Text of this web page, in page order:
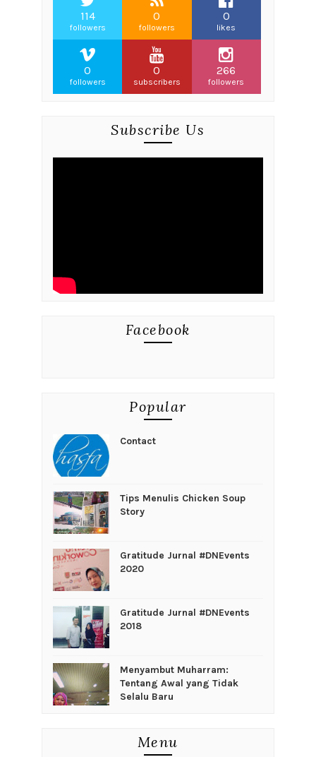
114
followers
0
followers
0
likes
0
followers
0
subscribers
266
followers
Subscribe Us
Facebook
Popular
Contact
Tips Menulis Chicken Soup
Story
Gratitude Jurnal #DNEvents
2020
Gratitude Jurnal #DNEvents
2018
Menyambut Muharram:
Tentang Awal yang Tidak
Selalu Baru
Menu